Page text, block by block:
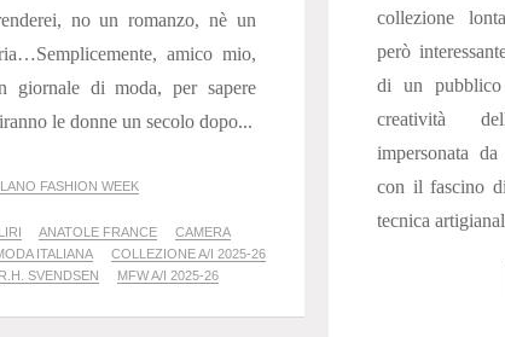
no un romanzo, nè un
amico mio,
giornale di moda, per sapere
le donne un secolo dopo...
FASHION WEEK
ANATOLE FRANCE
CAMERA
ITALIANA
COLLEZIONE A/I 2025-26
SVENDSEN MFW A/I 2025-26
collezione
però
di un pubblico
creatività
impersonata
con il fascino
tecnica